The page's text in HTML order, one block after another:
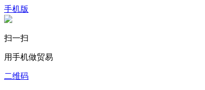
手机版
扫一扫
用手机做贸易
二维码